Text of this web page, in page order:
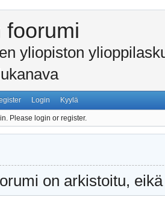
foorumi
yliopiston
Login Kyylä
Please login or register.
on arkistoitu,